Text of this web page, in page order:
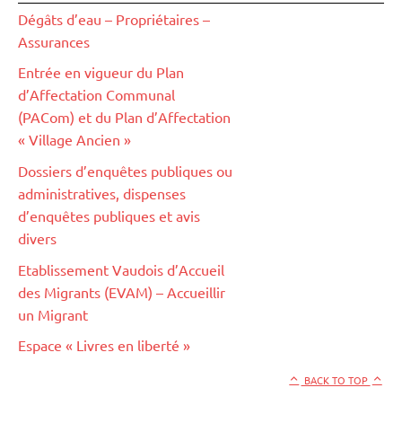
Dégâts d’eau – Propriétaires –
Assurances
Entrée en vigueur du Plan
d’Affectation Communal
(PACom) et du Plan d’Affectation
« Village Ancien »
Dossiers d’enquêtes publiques ou
administratives, dispenses
d’enquêtes publiques et avis
divers
Etablissement Vaudois d’Accueil
des Migrants (EVAM) – Accueillir
un Migrant
Espace « Livres en liberté »
BACK TO TOP